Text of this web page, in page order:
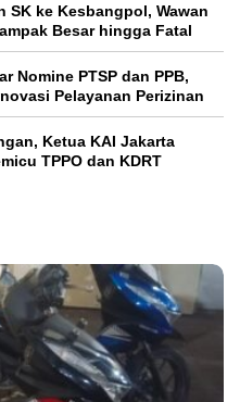
SK ke Kesbangpol, Wawan
Besar hingga Fatal
Nomine PTSP dan PPB,
Pelayanan Perizinan
Ketua KAI Jakarta
TPPO dan KDRT